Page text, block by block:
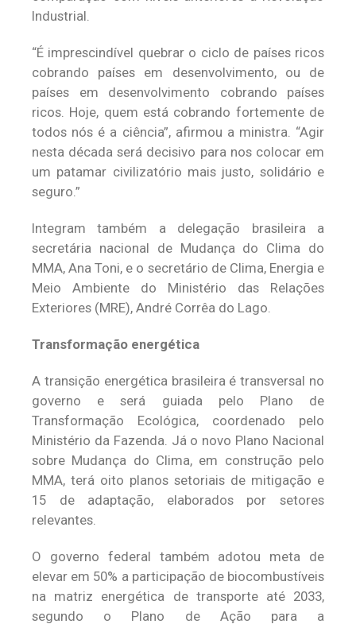
Industrial.
“É imprescindível quebrar o ciclo de países ricos
cobrando países em desenvolvimento, ou de
países em desenvolvimento cobrando países
ricos. Hoje, quem está cobrando fortemente de
todos nós é a ciência”, afirmou a ministra. “Agir
nesta década será decisivo para nos colocar em
um patamar civilizatório mais justo, solidário e
seguro.”
Integram também a delegação brasileira a
secretária nacional de Mudança do Clima do
MMA, Ana Toni, e o secretário de Clima, Energia e
Meio Ambiente do Ministério das Relações
Exteriores (MRE), André Corrêa do Lago.
Transformação energética
A transição energética brasileira é transversal no
governo e será guiada pelo Plano de
Transformação Ecológica, coordenado pelo
Ministério da Fazenda. Já o novo Plano Nacional
sobre Mudança do Clima, em construção pelo
MMA, terá oito planos setoriais de mitigação e
15 de adaptação, elaborados por setores
relevantes.
O governo federal também adotou meta de
elevar em 50% a participação de biocombustíveis
na matriz energética de transporte até 2033,
segundo o Plano de Ação para a